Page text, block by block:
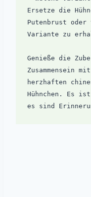
Ersetze die
Putenbrust
Variante zu
Genieße die
Zusammensein
herzhaften
Hühnchen. Es